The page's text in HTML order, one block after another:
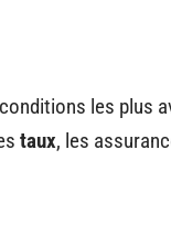
les plus
taux, les